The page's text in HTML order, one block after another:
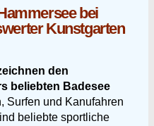
bei
Kunstgarten
den
beliebten Badesee
Surfen und Kanufahren
beliebte sportliche